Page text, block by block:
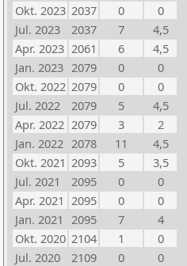
Okt. 2023 2037 0
0
Jul. 2023
2037 7
4,5
Apr. 2023 2061 6
4,5
Jan. 2023 2079 0
0
Okt. 2022 2079 0
0
Jul. 2022
2079 5
4,5
Apr. 2022 2079 3
2
Jan. 2022 2078 11
4,5
Okt. 2021 2093 5
3,5
Jul. 2021
2095 0
0
Apr. 2021 2095 0
0
Jan. 2021 2095 7
4
Okt. 2020 2104 1
0
Jul. 2020
2109 0
0